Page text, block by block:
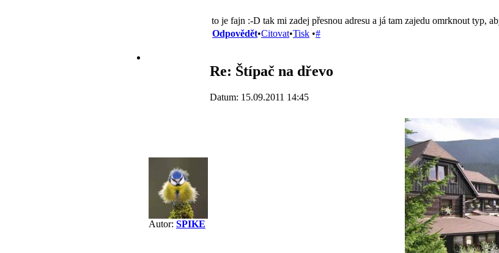
to je fajn :-D tak mi zadej přesnou adresu a já tam zajedu omrknout typ,
Odpovědět•Citovat•Tisk •#
Autor: SPIKE
Re: Štípač na dřevo
Datum: 15.09.2011 14:45